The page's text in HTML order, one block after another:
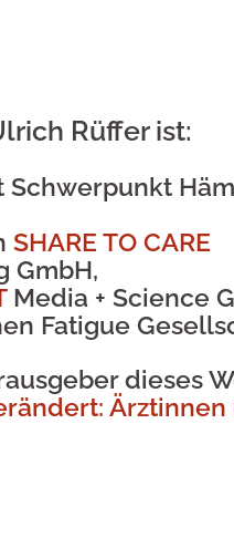
Rüffer ist:
Schwerpunkt
SHARE TO CARE
GmbH,
Media + Science
Fatigue
dieses